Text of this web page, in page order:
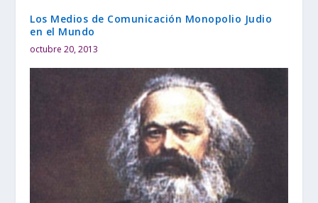
Los Medios de Comunicación Monopolio Judio
en el Mundo
octubre 20, 2013